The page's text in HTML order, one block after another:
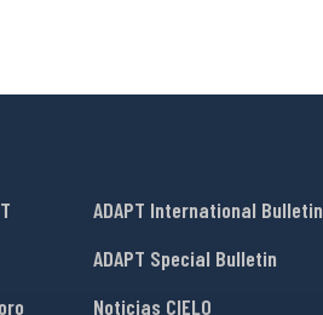
ADAPT International Bulletin
ADAPT Special Bulletin
Noticias CIELO